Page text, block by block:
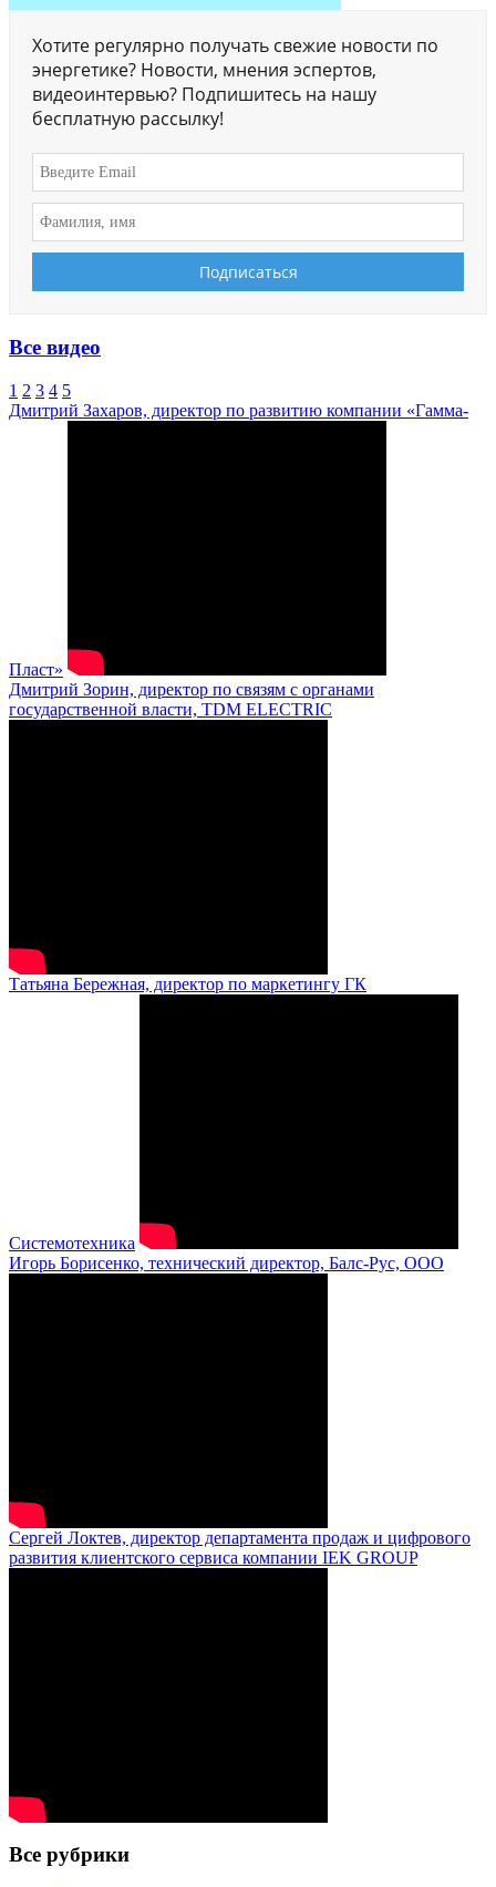
Хотите регулярно получать свежие новости по
энергетике? Новости, мнения эспертов,
видеоинтервью? Подпишитесь на нашу
бесплатную рассылку!
Все видео
1 2 3 4 5
Дмитрий Захаров, директор по развитию компании «Гамма-
Пласт»
Дмитрий Зорин, директор по связям с органами
государственной власти, TDM ELECTRIC
Татьяна Бережная, директор по маркетингу ГК
Системотехника
Игорь Борисенко, технический директор, Балс-Рус, ООО
Сергей Локтев, директор департамента продаж и цифрового
развития клиентского сервиса компании IEK GROUP
Все рубрики